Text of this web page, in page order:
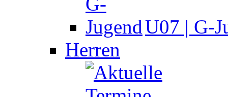
U07 | G-
Herren